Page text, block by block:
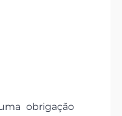
obrigação